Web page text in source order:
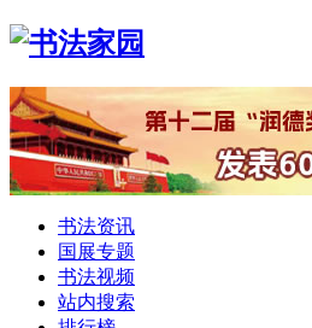
书法资讯
国展专题
书法视频
站内搜索